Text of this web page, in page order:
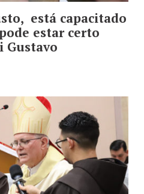
está capacitado
estar certo
Gustavo